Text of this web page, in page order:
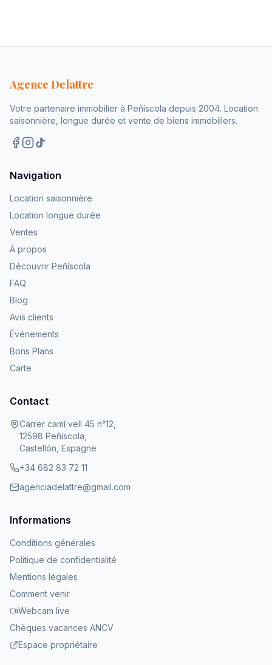
Agence Delattre
Votre partenaire immobilier à Peñíscola depuis 2004. Location
saisonnière, longue durée et vente de biens immobiliers.
Navigation
Location saisonnière
Location longue durée
Ventes
À propos
Découvrir Peñíscola
FAQ
Blog
Avis clients
Événements
Bons Plans
Carte
Contact
Carrer camí vell 45 n°12,
12598 Peñíscola,
Castellón, Espagne
+34 682 83 72 11
agenciadelattre@gmail.com
Informations
Conditions générales
Politique de confidentialité
Mentions légales
Comment venir
Webcam live
Chèques vacances ANCV
Espace propriétaire